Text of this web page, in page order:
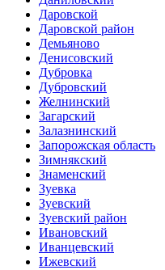
Даровской
Даровской район
Демьяново
Денисовский
Дубровка
Дубровский
Желнинский
Загарский
Залазнинский
Запорожская область
Зимнякский
Знаменский
Зуевка
Зуевский
Зуевский район
Ивановский
Иванцевский
Ижевский